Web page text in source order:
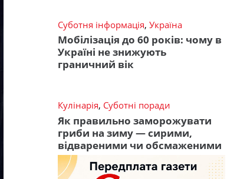
Суботня інформація, Україна
Мобілізація до 60 років: чому в
Україні не знижують
граничний вік
Кулінарія, Суботні поради
Як правильно заморожувати
гриби на зиму — сирими,
відвареними чи обсмаженими